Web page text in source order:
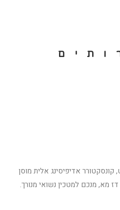
אדיפיסינג אלית מוסן
מא, מנכם למטכין נשואי מנורך.